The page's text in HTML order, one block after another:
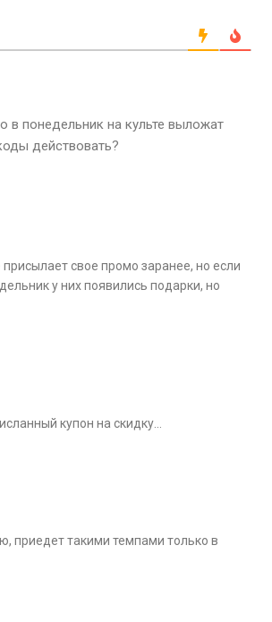
в понедельник на культе выложат
действовать?
свое промо заранее, но если
у них появились подарки, но
купон на скидку…
приедет такими темпами только в